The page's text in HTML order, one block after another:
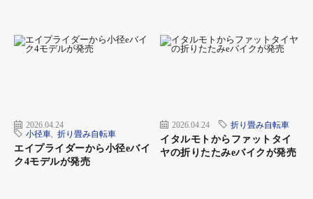
2026.04.24
小径車
折り畳み自転車
エイプライダーから小径eバイ
ク4モデルが発売
2026.04.24 折り畳み自転車
イタルモトからファットタイ
ヤの折りたたみeバイクが発売